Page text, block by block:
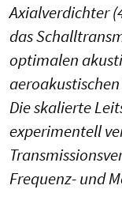
Axialverdichter
das
optimalen
Die skalierte
experimentell
Frequenz- und